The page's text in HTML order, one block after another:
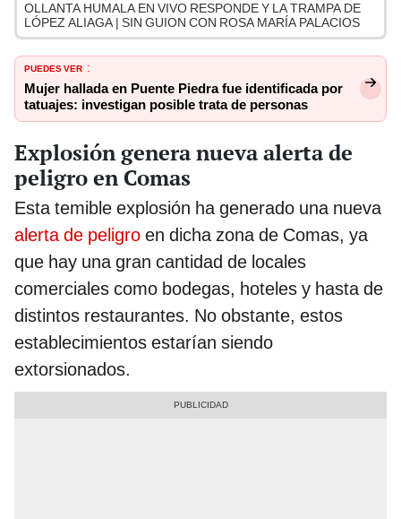
OLLANTA HUMALA EN VIVO RESPONDE Y LA TRAMPA DE
LÓPEZ ALIAGA | SIN GUION CON ROSA MARÍA PALACIOS
PUEDES VER :
Mujer hallada en Puente Piedra fue identificada por
tatuajes: investigan posible trata de personas
Explosión genera nueva alerta de
peligro en Comas
Esta temible explosión ha generado una nueva
alerta de peligro en dicha zona de Comas, ya
que hay una gran cantidad de locales
comerciales como bodegas, hoteles y hasta de
distintos restaurantes. No obstante, estos
establecimientos estarían siendo
extorsionados.